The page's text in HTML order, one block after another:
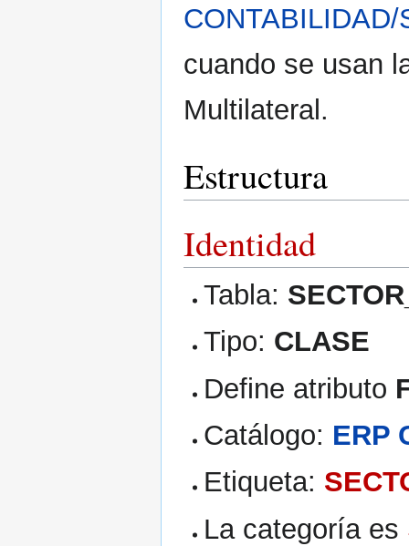
cuando se usan
Multilateral.
Estructura
Identidad
Tabla:
Tipo: CLASE
Define atributo
Catálogo: ERP
Etiqueta:
La categoría es